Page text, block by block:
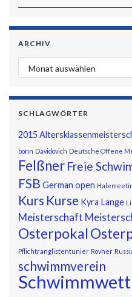
ARCHIV
Archiv
SCHLAGWÖRTER
2015
bonn Davidovich Deutsche Offene
Felßner Freie
FSB German open
Kurs Kurse Kyra Lange
Meisterschaft
Osterpokal
Pflichtranglistentunier Rovner
schwimmverein